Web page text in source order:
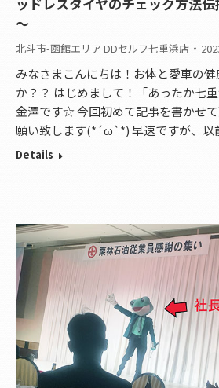
～
北斗市-函館エリア DDセルフ七重浜店
みなさまこんにちは！お体と愛車の
か？？ はじめまして！「あったか七
金澤です☆ 今回初めて記事を書かせ
願い致します(*´ω`*) 早速ですが、以
Details